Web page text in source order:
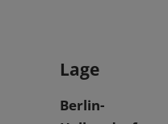
Lage
Berlin-